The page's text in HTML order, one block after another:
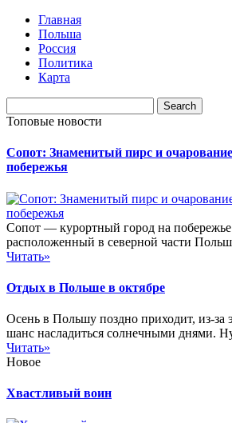
Главная
Польша
Россия
Политика
Карта
Топовые новости
Сопот: Знаменитый пирс и
побережья
Сопот — курортный город на побережье
расположенный в северной части
Читать»
Отдых в Польше в октябре
Осень в Польшу поздно приходит, из-за
шанс насладиться солнечными днями.
Читать»
Новое
Хвастливый воин